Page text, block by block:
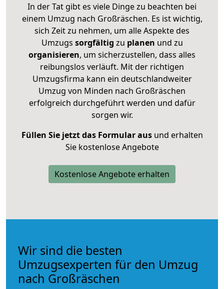
In der Tat gibt es viele Dinge zu beachten bei
einem Umzug nach Großräschen. Es ist wichtig,
sich Zeit zu nehmen, um alle Aspekte des
Umzugs sorgfältig zu planen und zu
organisieren, um sicherzustellen, dass alles
reibungslos verläuft. Mit der richtigen
Umzugsfirma kann ein deutschlandweiter
Umzug von Minden nach Großräschen
erfolgreich durchgeführt werden und dafür
sorgen wir.
Füllen Sie jetzt das Formular ausund erhalten
Sie kostenlose Angebote
Kostenlose Angebote erhalten
Wir sind die besten
Umzugsexperten für den Umzug
nach Großräschen